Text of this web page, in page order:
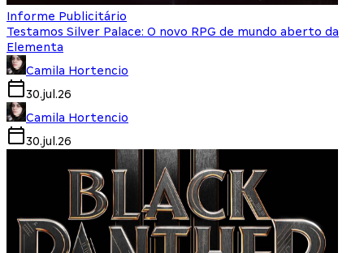
Informe Publicitário
Testamos Silver Palace: O novo RPG de mundo aberto da
Elementa
Camila Hortencio
30.jul.26
Camila Hortencio
30.jul.26